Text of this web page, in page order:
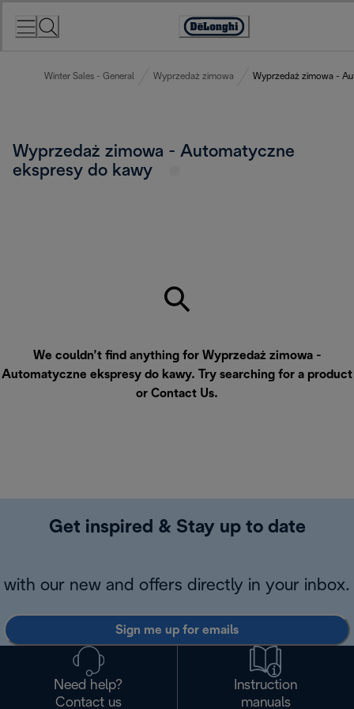
Accessibility
Winter Sales - General Wyprzedaż zimowa Wyprzedaż zimowa -
Wyprzedaż zimowa - Automatyczne
ekspresy do kawy
We couldn’t find anything for Wyprzedaż zimowa -
Automatyczne ekspresy do kawy. Try searching for a product
or Contact Us.
Get inspired & Stay up to date
with our new and offers directly in your inbox.
Sign me up for emails
Need help?
Contact us
Instruction
manuals